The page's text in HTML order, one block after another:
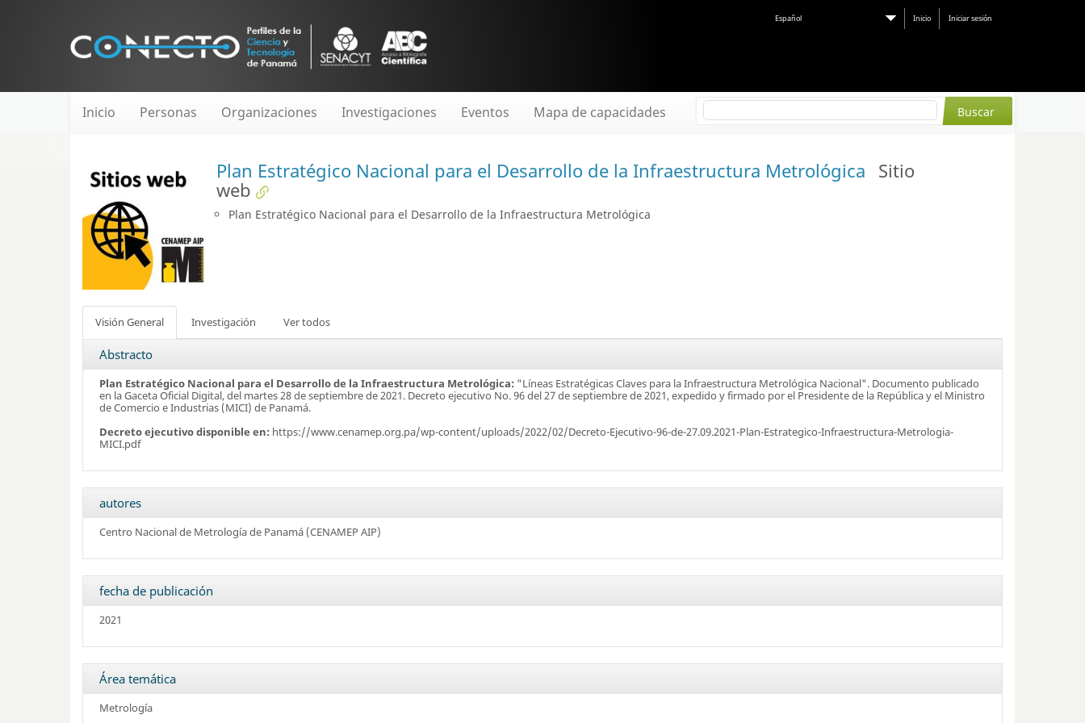
Español Inicio Iniciar sesión
Inicio Personas Organizaciones Investigaciones Eventos Mapa de capacidades
Plan Estratégico Nacional para el Desarrollo de la Infraestructura Metrológica Sitio
web
Plan Estratégico Nacional para el Desarrollo de la Infraestructura Metrológica
Visión General Investigación Ver todos
Abstracto
Plan Estratégico Nacional para el Desarrollo de la Infraestructura Metrológica: "Líneas Estratégicas Claves para la Infraestructura Metrológica Nacional". Documento publicado
en la Gaceta Oficial Digital, del martes 28 de septiembre de 2021. Decreto ejecutivo No. 96 del 27 de septiembre de 2021, expedido y firmado por el Presidente de la República y el Ministro
de Comercio e Industrias (MICI) de Panamá.
Decreto ejecutivo disponible en: https://www.cenamep.org.pa/wp-content/uploads/2022/02/Decreto-Ejecutivo-96-de-27.09.2021-Plan-Estrategico-Infraestructura-Metrologia-
MICI.pdf
autores
Centro Nacional de Metrología de Panamá (CENAMEP AIP)
fecha de publicación
2021
Área temática
Metrología